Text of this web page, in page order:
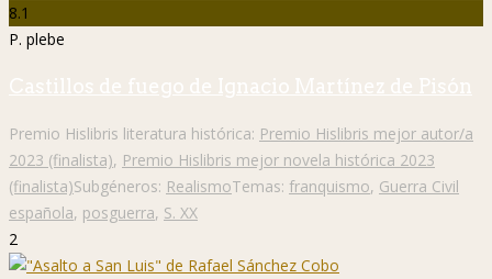
8.1
P. plebe
Castillos de fuego de Ignacio Martínez de Pisón
Premio Hislibris literatura histórica: Premio Hislibris mejor autor/a
2023 (finalista), Premio Hislibris mejor novela histórica 2023
(finalista)Subgéneros: RealismoTemas: franquismo, Guerra Civil
española, posguerra, S. XX
2